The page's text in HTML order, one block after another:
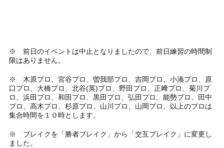
※ 前日のイベントは中止となりましたので、前日練習の時間制
限はありません。
※ 木原プロ、宮谷プロ、曽我部プロ、吉岡プロ、小湊プロ、原
口プロ、大橋プロ、北谷(英)プロ、野田プロ、正﨑プロ、菊川プ
ロ、浜田プロ、和田プロ、黒田プロ、弘田プロ、能勢プロ、田中
プロ、高木プロ、杉原プロ、山川プロ、山岡プロ、以上のプロは
集合時間を１０時とします。
※ ブレイクを「勝者ブレイク」から「交互ブレイク」に変更し
ました。